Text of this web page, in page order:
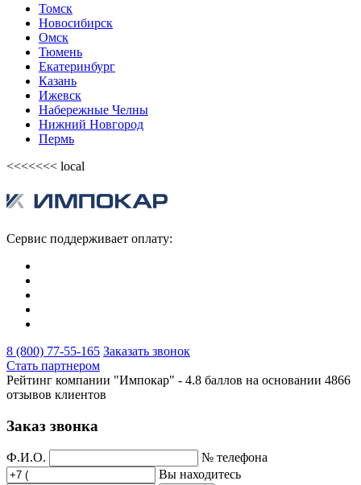
Томск
Новосибирск
Омск
Тюмень
Екатеринбург
Казань
Ижевск
Набережные Челны
Нижний Новгород
Пермь
<<<<<<< local
Сервис поддерживает оплату:
8 (800) 77-55-165 Заказать звонок
Стать партнером
Рейтинг компании "Импокар" - 4.8 баллов на основании 4866
отзывов клиентов
Заказ звонка
Ф.И.О.
№ телефона
Вы находитесь